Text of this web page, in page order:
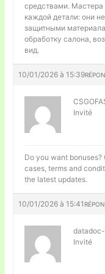
средствами. Мастера
каждой детали: они
защитными
обработку салона,
вид.
10/01/2026 à 15:39
Invité
Do you want bonuses?
cases, terms and
the latest updates.
10/01/2026 à 15:41
Invité